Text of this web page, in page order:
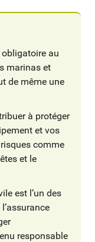
obligatoire au
marinas et
de même une
à protéger
et vos
comme
et le
est l’un des
responsable